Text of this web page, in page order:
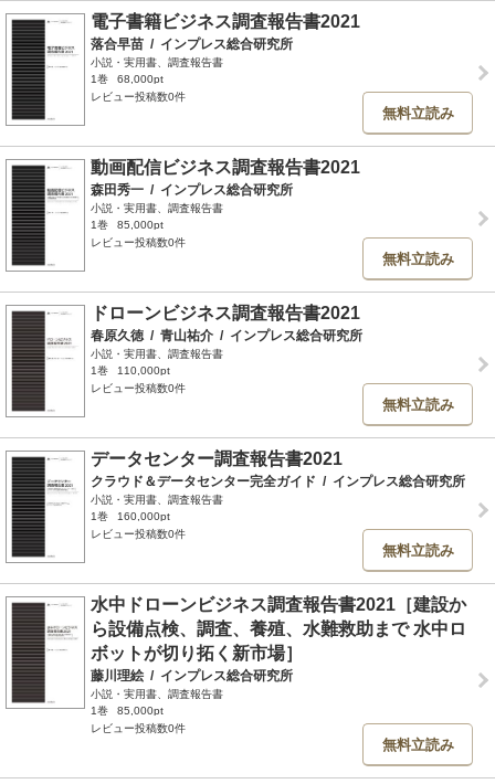
電子書籍ビジネス調査報告書2021
落合早苗 / インプレス総合研究所
小説・実用書、調査報告書
1巻
68,000pt
レビュー投稿数0件
無料立読み
動画配信ビジネス調査報告書2021
森田秀一 / インプレス総合研究所
小説・実用書、調査報告書
1巻
85,000pt
レビュー投稿数0件
無料立読み
ドローンビジネス調査報告書2021
春原久徳 / 青山祐介 / インプレス総合研究所
小説・実用書、調査報告書
1巻
110,000pt
レビュー投稿数0件
無料立読み
データセンター調査報告書2021
クラウド＆データセンター完全ガイド / インプレス総合研究所
小説・実用書、調査報告書
1巻
160,000pt
レビュー投稿数0件
無料立読み
水中ドローンビジネス調査報告書2021［建設か
ら設備点検、調査、養殖、水難救助まで 水中ロ
ボットが切り拓く新市場］
藤川理絵 / インプレス総合研究所
小説・実用書、調査報告書
1巻
85,000pt
レビュー投稿数0件
無料立読み